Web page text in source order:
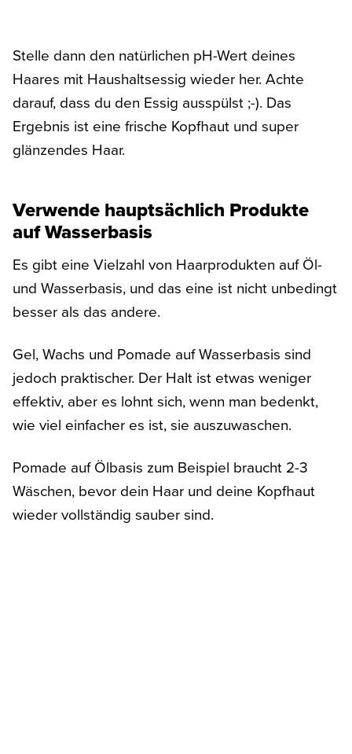
Stelle dann den natürlichen pH-Wert deines
Haares mit Haushaltsessig wieder her. Achte
darauf, dass du den Essig ausspülst ;-). Das
Ergebnis ist eine frische Kopfhaut und super
glänzendes Haar.
Verwende hauptsächlich Produkte
auf Wasserbasis
Es gibt eine Vielzahl von Haarprodukten auf Öl-
und Wasserbasis, und das eine ist nicht unbedingt
besser als das andere.
Gel, Wachs und Pomade auf Wasserbasis sind
jedoch praktischer. Der Halt ist etwas weniger
effektiv, aber es lohnt sich, wenn man bedenkt,
wie viel einfacher es ist, sie auszuwaschen.
Pomade auf Ölbasis zum Beispiel braucht 2-3
Wäschen, bevor dein Haar und deine Kopfhaut
wieder vollständig sauber sind.